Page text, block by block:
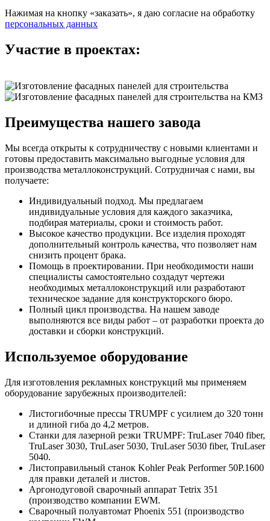
Нажимая на кнопку «заказать», я даю согласие на обработку
персональных данных
Участие в проектах:
Преимущества нашего завода
Мы всегда открыты к сотрудничеству с новыми клиентами и
готовы предоставить максимально выгодные условия для
производства металлоконструкций. Сотрудничая с нами, вы
получаете:
Индивидуальный подход. Мы предлагаем
индивидуальные условия для каждого заказчика,
подбирая материалы, сроки и стоимость работ.
Высокое качество продукции. Все изделия проходят
дополнительный контроль качества, что позволяет нам
снизить процент брака.
Помощь в проектировании. При необходимости наши
специалисты самостоятельно создадут чертежи
необходимых металлоконструкций или разработают
техническое задание для конструкторского бюро.
Полный цикл производства. На нашем заводе
выполняются все виды работ – от разработки проекта до
доставки и сборки конструкций.
Используемое оборудование
Для изготовления рекламных конструкций мы применяем
оборудование зарубежных производителей:
Листогибочные прессы TRUMPF с усилием до 320 тонн
и длиной гиба до 4,2 метров.
Станки для лазерной резки TRUMPF: TruLaser 7040 fiber,
TruLaser 3030, TruLaser 5030, TruLaser 5030 fiber, TruLaser
5040.
Листоправильный станок Kohler Peak Performer 50P.1600
для правки деталей и листов.
Аргонодуговой сварочный аппарат Tetrix 351
(производство компании EWM.
Сварочный полуавтомат Phoenix 551 (производство